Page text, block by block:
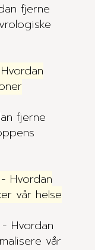
fjerne
fjerne
Hvordan
vår helse
Hvordan
vår